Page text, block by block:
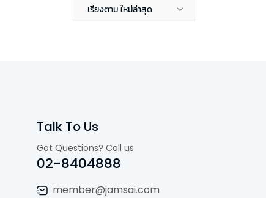
เรียงตาม ใหม่ล่าสุด
Talk To Us
Got Questions? Call us
02-8404888
member@jamsai.com